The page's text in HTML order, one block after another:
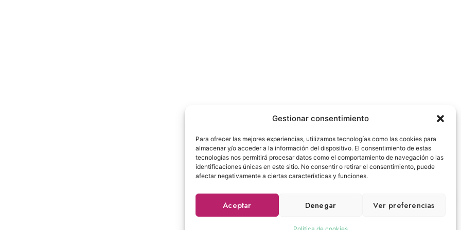
Gestionar consentimiento
Para ofrecer las mejores experiencias, utilizamos tecnologías como las cookies para
almacenar y/o acceder a la información del dispositivo. El consentimiento de estas
tecnologías nos permitirá procesar datos como el comportamiento de navegación o las
identificaciones únicas en este sitio. No consentir o retirar el consentimiento, puede
afectar negativamente a ciertas características y funciones.
Aceptar Denegar Ver preferencias
C/ Juan Álvarez Mendizabal, 3, 28008, Plaza España, Madrid-España
Política de Cookies